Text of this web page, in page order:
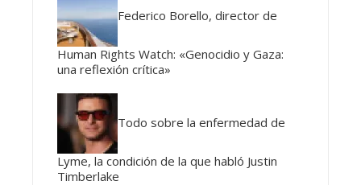
Federico Borello, director de
Human Rights Watch: «Genocidio y Gaza:
una reflexión crítica»
Todo sobre la enfermedad de
Lyme, la condición de la que habló Justin
Timberlake